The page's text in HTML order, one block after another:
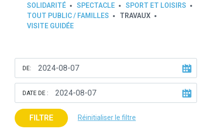
SOLIDARITÉ
SPECTACLE
SPORT ET LOISIRS
TOUT PUBLIC / FAMILLES
TRAVAUX
VISITE GUIDÉE
DE:
DATE DE :
FILTRE Réinitialiser le filtre